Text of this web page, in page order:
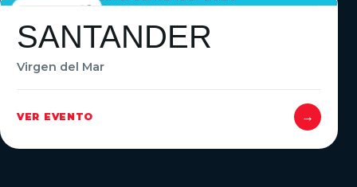
22 AGO · 2026
SANTANDER
Virgen del Mar
VER EVENTO →